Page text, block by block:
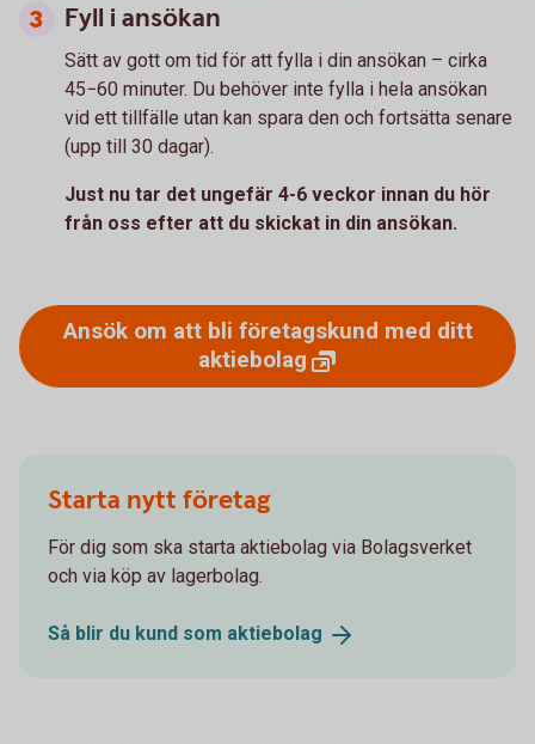
Fyll i ansökan
Sätt av gott om tid för att fylla i din ansökan – cirka
45−60 minuter. Du behöver inte fylla i hela ansökan
vid ett tillfälle utan kan spara den och fortsätta senare
(upp till 30 dagar).
Just nu tar det ungefär 4-6 veckor innan du hör
från oss efter att du skickat in din ansökan.
Ansök om att bli företagskund med ditt
aktiebolag
Starta nytt företag
För dig som ska starta aktiebolag via Bolagsverket
och via köp av lagerbolag.
Så blir du kund som aktiebolag